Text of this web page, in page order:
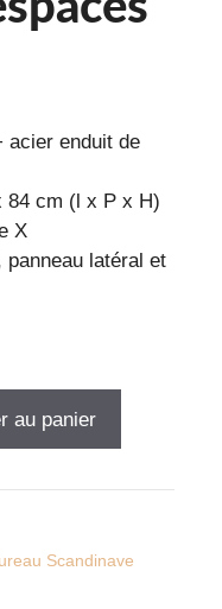
acier enduit de
84 cm (l x P x H)
X
latéral et
au panier
Scandinave